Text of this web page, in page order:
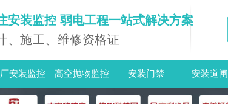
安装监控 弱电工程一站式解决方案
、施工、维修资格证
安装监控 高空抛物监控 安装门禁 安装道闸